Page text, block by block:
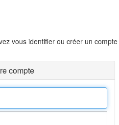
vous identifier ou créer un compte
compte